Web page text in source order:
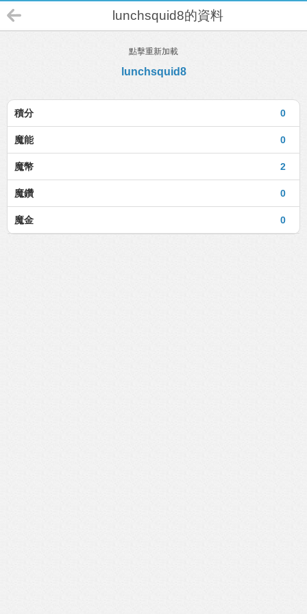
lunchsquid8的資料
點擊重新加載
lunchsquid8
0
積分
0
魔能
2
魔幣
0
魔鑽
0
魔金